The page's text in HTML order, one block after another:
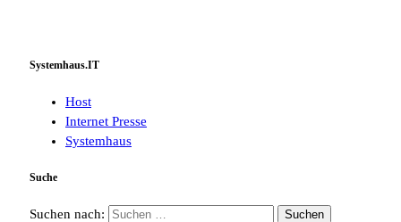
Systemhaus.IT
Host
Internet Presse
Systemhaus
Suche
Suchen nach: